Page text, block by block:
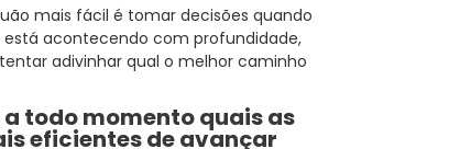
mais fácil é tomar decisões quando
está acontecendo com profundidade,
adivinhar qual o melhor caminho
todo momento quais as
eficientes de avançar